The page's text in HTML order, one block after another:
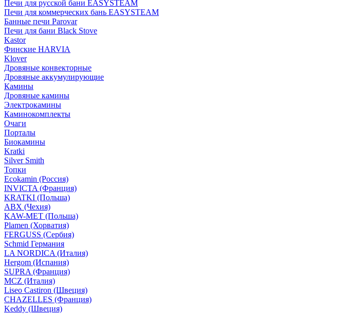
Печи для русской бани EASYSTEAM
Печи для коммерческих бань EASYSTEAM
Банные печи Parovar
Печи для бани Black Stove
Kastor
Финские HARVIA
Klover
Дровяные конвекторные
Дровяные аккумулирующие
Камины
Дровяные камины
Электрокамины
Каминокомплекты
Очаги
Порталы
Биокамины
Kratki
Silver Smith
Топки
Ecokamin (Россия)
INVICTA (Франция)
KRATKI (Польша)
ABX (Чехия)
KAW-MET (Польша)
Plamen (Хорватия)
FERGUSS (Сербия)
Schmid Германия
LA NORDICA (Италия)
Hergom (Испания)
SUPRA (Франция)
MCZ (Италия)
Liseo Castiron (Швеция)
CHAZELLES (Франция)
Keddy (Швеция)